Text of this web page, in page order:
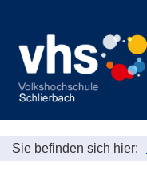
Sie befinden sich hier: